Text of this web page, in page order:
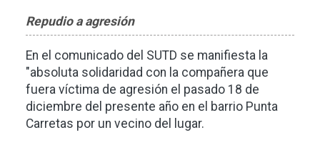
Repudio a agresión
En el comunicado del SUTD se manifiesta la
"absoluta solidaridad con la compañera que
fuera víctima de agresión el pasado 18 de
diciembre del presente año en el barrio Punta
Carretas por un vecino del lugar.